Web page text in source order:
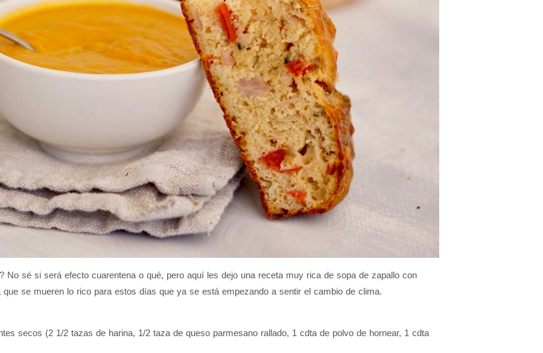
No sé si será efecto cuarentena o qué, pero aquí les dejo una receta muy rica de sopa de zapallo con
se mueren lo rico para estos días que ya se está empezando a sentir el cambio de clima.
secos (2 1/2 tazas de harina, 1/2 taza de queso parmesano rallado, 1 cdta de polvo de hornear, 1 cdta